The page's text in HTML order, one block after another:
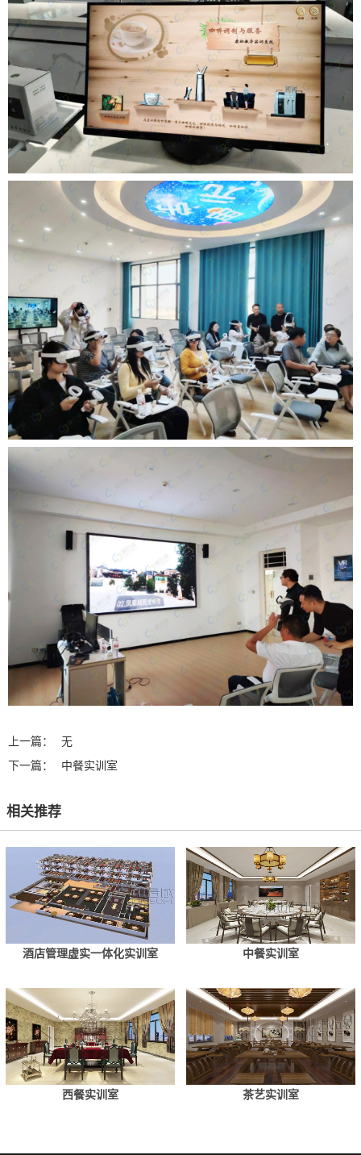
上一篇：
无
下一篇：
中餐实训室
相关推荐
酒店管理虚实一体化实训室 中餐实训室
西餐实训室 茶艺实训室